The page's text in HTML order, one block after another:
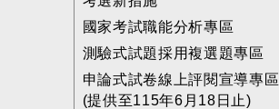
國家考試職能分析專區
測驗式試題採用複選題專區
申論式試卷線上評閱宣導專區
(提供至115年6月18日止)